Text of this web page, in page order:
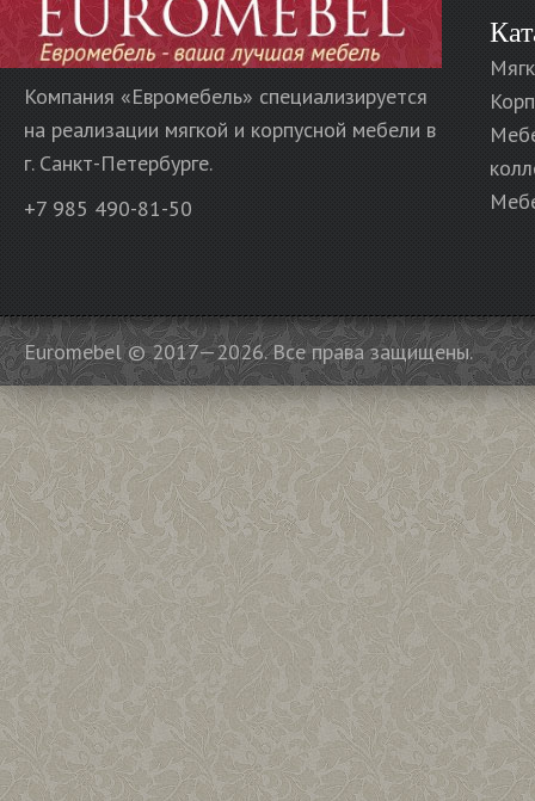
Компания «Евромебель» специализируется
на реализации мягкой и корпусной мебели в
г. Санкт-Петербурге.
+7 985 490-81-50
Euromebel © 2017—2026. Все права защищены.